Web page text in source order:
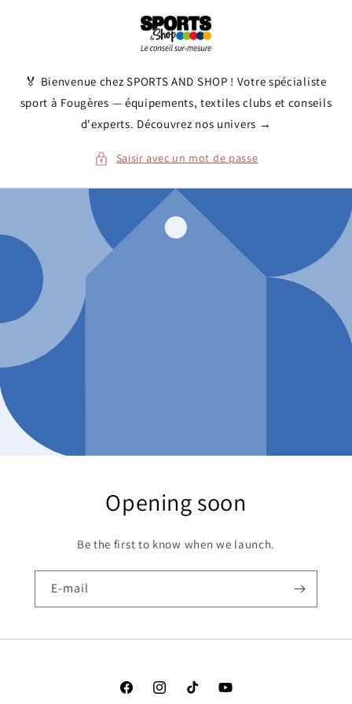
🏅 Bienvenue chez SPORTS AND SHOP ! Votre spécialiste
sport à Fougères — équipements, textiles clubs et conseils
d'experts. Découvrez nos univers →
Saisir avec un mot de passe
Opening soon
Be the first to know when we launch.
E-mail
FacebookInstagramTikTok YouTube